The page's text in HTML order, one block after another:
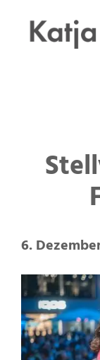
springen
6.